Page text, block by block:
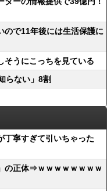
ので11年後には生活保護に
そうにこっちを見ている
らない」8割
丁寧すぎて引いちゃった
の正体⇒ｗｗｗｗｗｗｗｗ